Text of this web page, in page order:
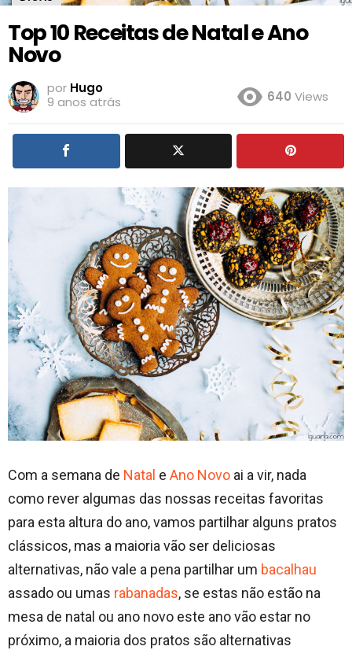
Top 10 Receitas de Natal e Ano
Novo
por Hugo
9 anos atrás
640 Views
Com a semana de Natal e Ano Novo ai a vir, nada
como rever algumas das nossas receitas favoritas
para esta altura do ano, vamos partilhar alguns pratos
clássicos, mas a maioria vão ser deliciosas
alternativas, não vale a pena partilhar um bacalhau
assado ou umas rabanadas, se estas não estão na
mesa de natal ou ano novo este ano vão estar no
próximo, a maioria dos pratos são alternativas